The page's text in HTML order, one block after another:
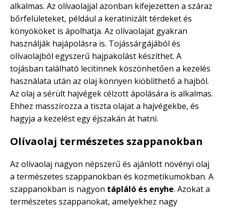
alkalmas. Az olívaolajjal azonban kifejezetten a száraz
bőrfelületeket, például a keratinizált térdeket és
könyököket is ápolhatja. Az olívaolajat gyakran
használják hajápolásra is. Tojássárgájából és
olívaolajból egyszerű hajpakolást készíthet. A
tojásban található lecitinnek köszönhetően a kezelés
használata után az olaj könnyen kiöblíthető a hajból.
Az olaj a sérült hajvégek célzott ápolására is alkalmas.
Ehhez masszírozza a tiszta olajat a hajvégekbe, és
hagyja a kezelést egy éjszakán át hatni.
Olívaolaj természetes szappanokban
Az olívaolaj nagyon népszerű és ajánlott növényi olaj
a természetes szappanokban és kozmetikumokban. A
szappanokban is nagyon tápláló és enyhe. Azokat a
természetes szappanokat, amelyekhez nagy